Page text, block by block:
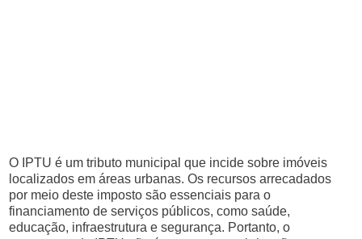
O IPTU é um tributo municipal que incide sobre imóveis
localizados em áreas urbanas. Os recursos arrecadados
por meio deste imposto são essenciais para o
financiamento de serviços públicos, como saúde,
educação, infraestrutura e segurança. Portanto, o